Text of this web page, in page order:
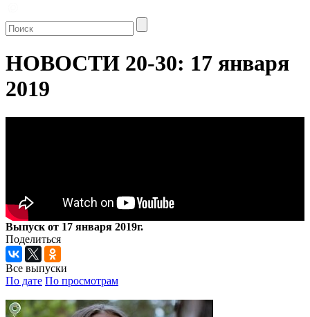
НОВОСТИ 20-30: 17 января
2019
Выпуск от 17 января 2019г.
Поделиться
Все выпуски
По дате По просмотрам